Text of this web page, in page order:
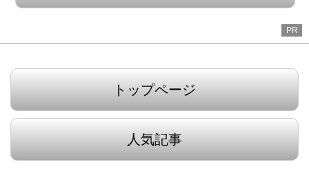
PR
トップページ
人気記事